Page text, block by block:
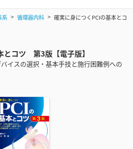
系 循環器内科
確実に身につくPCIの基本とコ
とコツ 第3版【電子版】
イスの選択・基本手技と施行困難例への